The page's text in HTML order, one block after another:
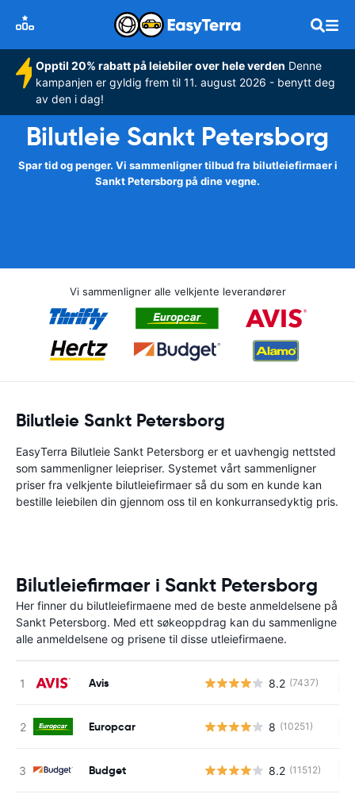
Opptil 20% rabatt på leiebiler over hele verden Denne
kampanjen er gyldig frem til 11. august 2026 - benytt deg
av den i dag!
Bilutleie Sankt Petersborg
Spar tid og penger. Vi sammenligner tilbud fra bilutleiefirmaer i
Sankt Petersborg på dine vegne.
Vi sammenligner alle velkjente leverandører
Bilutleie Sankt Petersborg
EasyTerra Bilutleie Sankt Petersborg er et uavhengig nettsted
som sammenligner leiepriser. Systemet vårt sammenligner
priser fra velkjente bilutleiefirmaer så du som en kunde kan
bestille leiebilen din gjennom oss til en konkurransedyktig pris.
Bilutleiefirmaer i Sankt Petersborg
Her finner du bilutleiefirmaene med de beste anmeldelsene på
Sankt Petersborg. Med ett søkeoppdrag kan du sammenligne
alle anmeldelsene og prisene til disse utleiefirmaene.
Avis 8.2 (7437)
Europcar 8 (10251)
Budget 8.2 (11512)